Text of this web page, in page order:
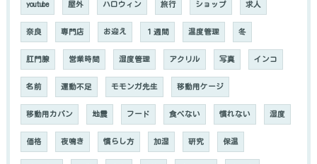
youtube 屋外 ハロウィン 旅行 ショップ 求人
奈良 専門店 お迎え １週間 温度管理 冬
肛門腺 営業時間 湿度管理 アクリル 写真 インコ
名前 運動不足 モモンガ先生 移動用ケージ
移動用カバン 地震 フード 食べない 慣れない 湿度
価格 夜鳴き 慣らし方 加湿 研究 保温